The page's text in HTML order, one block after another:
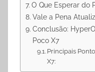
O Que Esperar do
Vale a Pena
Conclusão:
Poco X7
Principais
X7: